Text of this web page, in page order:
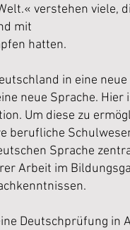
verstehen viele,
mit
hatten.
in eine neue
neue Sprache. Hier
Um diese zu
berufliche
Sprache
Arbeit im
Deutschprüfung in